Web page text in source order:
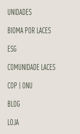
UNIDADES
BIOMA POR LACES
ESG
COMUNIDADE LACES
COP | ONU
BLOG
LOJA